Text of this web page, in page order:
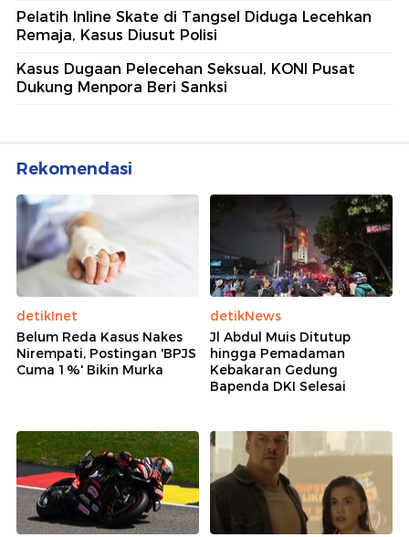
Pelatih Inline Skate di Tangsel Diduga Lecehkan
Remaja, Kasus Diusut Polisi
Kasus Dugaan Pelecehan Seksual, KONI Pusat
Dukung Menpora Beri Sanksi
Rekomendasi
detikInet
Belum Reda Kasus Nakes
Nirempati, Postingan 'BPJS
Cuma 1%' Bikin Murka
detikNews
Jl Abdul Muis Ditutup
hingga Pemadaman
Kebakaran Gedung
Bapenda DKI Selesai